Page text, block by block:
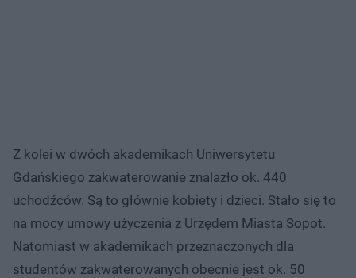
Z kolei w dwóch akademikach Uniwersytetu
Gdańskiego zakwaterowanie znalazło ok. 440
uchodźców. Są to głównie kobiety i dzieci. Stało się to
na mocy umowy użyczenia z Urzędem Miasta Sopot.
Natomiast w akademikach przeznaczonych dla
studentów zakwaterowanych obecnie jest ok. 50